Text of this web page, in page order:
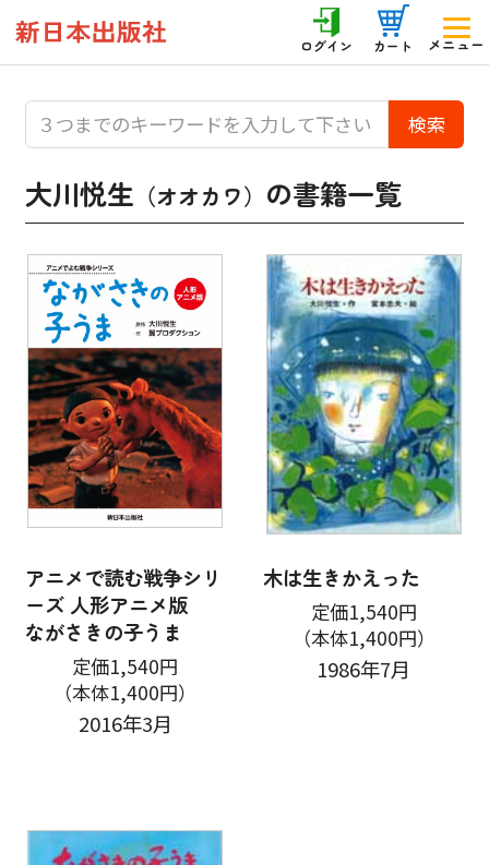
ログイン カート メニュー
大川悦生 （オオカワ） の書籍一覧
アニメで読む戦争シリ
ーズ 人形アニメ版
ながさきの子うま
定価1,540円
（本体1,400円）
2016年3月
木は生きかえった
定価1,540円
（本体1,400円）
1986年7月